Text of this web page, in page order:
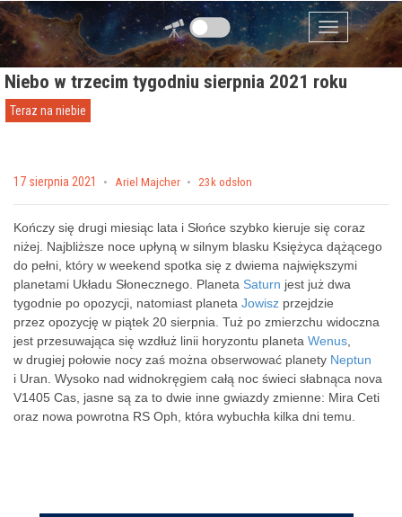
Przejdź do zawartości
Menu
Niebo w trzecim tygodniu sierpnia 2021 roku
Teraz na niebie
Posted on
17 sierpnia 2021 by Ariel Majcher 23k odsłon
Kończy się drugi miesiąc lata i Słońce szybko kieruje się coraz
niżej. Najbliższe noce upłyną w silnym blasku Księżyca dążącego
do pełni, który w weekend spotka się z dwiema największymi
planetami Układu Słonecznego. Planeta Saturn jest już dwa
tygodnie po opozycji, natomiast planeta Jowisz przejdzie
przez opozycję w piątek 20 sierpnia. Tuż po zmierzchu widoczna
jest przesuwająca się wzdłuż linii horyzontu planeta Wenus
w drugiej połowie nocy zaś można obserwować planety Neptun
i Uran. Wysoko nad widnokręgiem całą noc świeci słabnąca nova
V1405 Cas, jasne są za to dwie inne gwiazdy zmienne: Mira Ceti
oraz nowa powrotna RS Oph, która wybuchła kilka dni temu.